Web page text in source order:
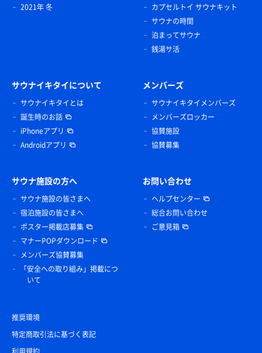
2021年 冬
カプセルトイ サウナキット
サウナの時間
泊まってサウナ
銭湯サ活
サウナイキタイについて
サウナイキタイとは
誕生時のお話
iPhoneアプリ
Androidアプリ
メンバーズ
サウナイキタイメンバーズ
メンバーズロッカー
協賛施設
協賛募集
サウナ施設の方へ
サウナ施設の皆さまへ
宿泊施設の皆さまへ
ポスター掲載店募集
マナーPOPダウンロード
メンバーズ協賛募集
「安全への取り組み」掲載につ
いて
お問い合わせ
ヘルプセンター
総合お問い合わせ
ご意見箱
推奨環境
特定商取引法に基づく表記